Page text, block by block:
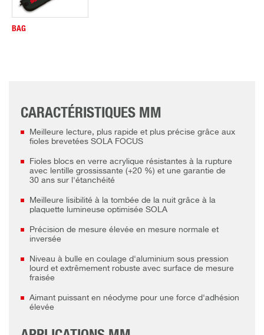
BAG
CARACTÉRISTIQUES MM
Meilleure lecture, plus rapide et plus précise grâce aux
fioles brevetées SOLA FOCUS
Fioles blocs en verre acrylique résistantes à la rupture
avec lentille grossissante (+20 %) et une garantie de
30 ans sur l'étanchéité
Meilleure lisibilité à la tombée de la nuit grâce à la
plaquette lumineuse optimisée SOLA
Précision de mesure élevée en mesure normale et
inversée
Niveau à bulle en coulage d'aluminium sous pression
lourd et extrêmement robuste avec surface de mesure
fraisée
Aimant puissant en néodyme pour une force d'adhésion
élevée